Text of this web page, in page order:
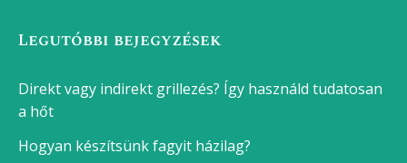
Legutóbbi bejegyzések
Direkt vagy indirekt grillezés? Így használd tudatosan
a hőt
Hogyan készítsünk fagyit házilag?